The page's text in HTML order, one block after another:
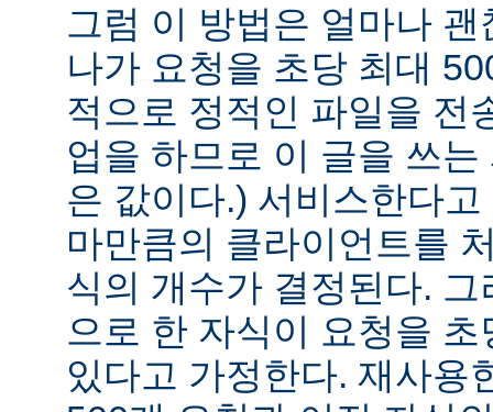
그럼 이 방법은 얼마나
나가 요청을 초당 최대
적으로 정적인 파일을 전
업을 하므로 이 글을 쓰
은 값이다.) 서비스한다
마만큼의 클라이언트를
식의 개수가 결정된다.
으로 한 자식이 요청을
있다고 가정한다. 재사용